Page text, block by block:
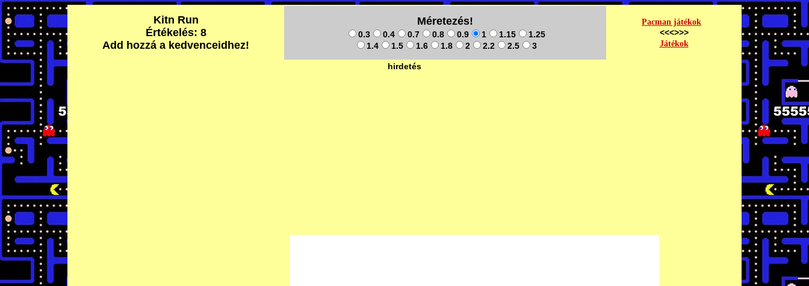
Kitn Run
Értékelés: 8
Add hozzá a kedvenceidhez!
Méretezés!
0.3 0.4 0.7 0.8 0.9 1 1.15
1.25
1.4
1.5 1.6 1.8 2 2.2 2.5 3
Pacman játékok
<<<>>>
Játékok
hirdetés